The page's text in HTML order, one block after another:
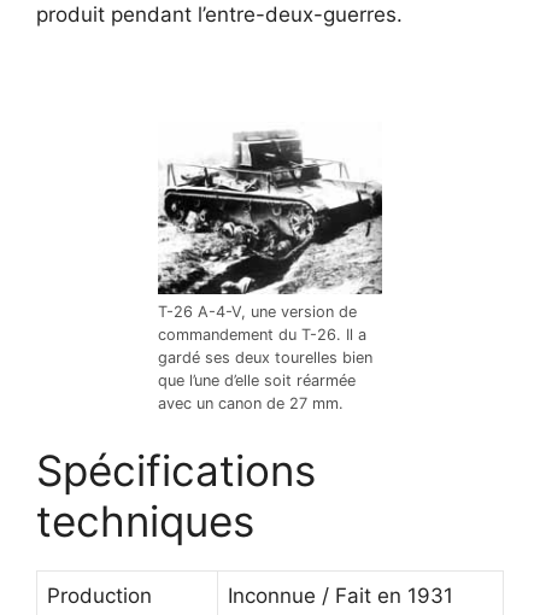
produit pendant l’entre-deux-guerres.
T-26 A-4-V, une version de
commandement du T-26. Il a
gardé ses deux tourelles bien
que l’une d’elle soit réarmée
avec un canon de 27 mm.
Spécifications
techniques
Production Inconnue / Fait en 1931